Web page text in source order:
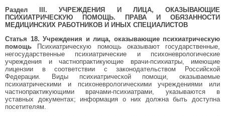
Раздел III. УЧРЕЖДЕНИЯ И ЛИЦА, ОКАЗЫВАЮЩИЕ
ПСИХИАТРИЧЕСКУЮ ПОМОЩЬ. ПРАВА И ОБЯЗАННОСТИ
МЕДИЦИНСКИХ РАБОТНИКОВ И ИНЫХ СПЕЦИАЛИСТОВ
Статья 18. Учреждения и лица, оказывающие психиатрическую
помощь Психиатрическую помощь оказывают государственные,
негосударственные психиатрические и психоневрологические
учреждения и частнопрактикующие врачи-психиатры, имеющие
лицензии в соответствии с законодательством Российской
Федерации. Виды психиатрической помощи, оказываемые
психиатрическими и психоневрологическими учреждениями или
частнопрактикующими врачами-психиатрами, указываются в
уставных документах; информация о них должна быть доступна
посетителям.